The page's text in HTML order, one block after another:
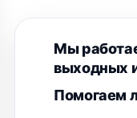
Мы
выходных
Помогаем